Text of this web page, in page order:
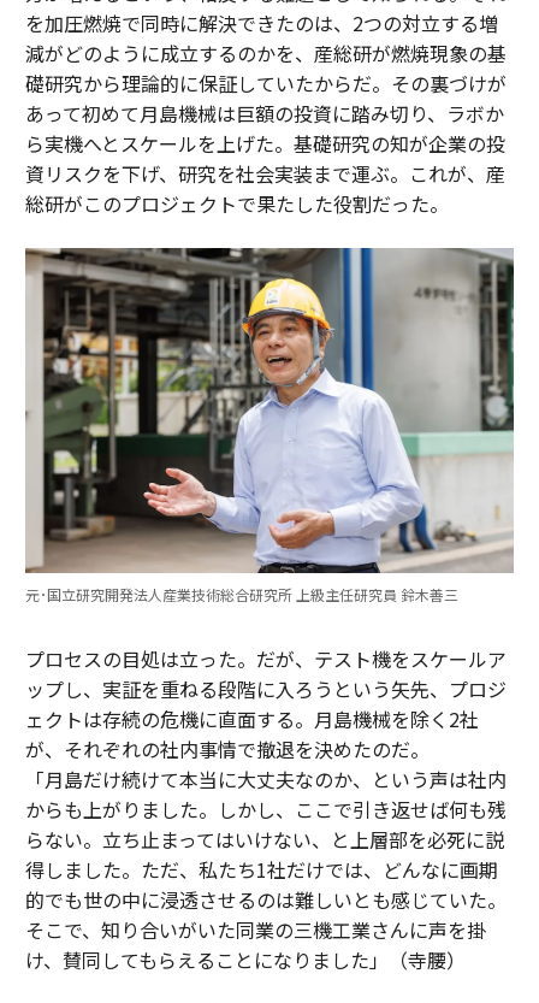
を加圧燃焼で同時に解決できたのは、2つの対立する増
減がどのように成立するのかを、産総研が燃焼現象の基
礎研究から理論的に保証していたからだ。その裏づけが
あって初めて月島機械は巨額の投資に踏み切り、ラボか
ら実機へとスケールを上げた。基礎研究の知が企業の投
資リスクを下げ、研究を社会実装まで運ぶ。これが、産
総研がこのプロジェクトで果たした役割だった。
元･国立研究開発法人産業技術総合研究所 上級主任研究員 鈴木善三
プロセスの目処は立った。だが、テスト機をスケールア
ップし、実証を重ねる段階に入ろうという矢先、プロジ
ェクトは存続の危機に直面する。月島機械を除く2社
が、それぞれの社内事情で撤退を決めたのだ。
「月島だけ続けて本当に大丈夫なのか、という声は社内
からも上がりました。しかし、ここで引き返せば何も残
らない。立ち止まってはいけない、と上層部を必死に説
得しました。ただ、私たち1社だけでは、どんなに画期
的でも世の中に浸透させるのは難しいとも感じていた。
そこで、知り合いがいた同業の三機工業さんに声を掛
け、賛同してもらえることになりました」（寺腰）